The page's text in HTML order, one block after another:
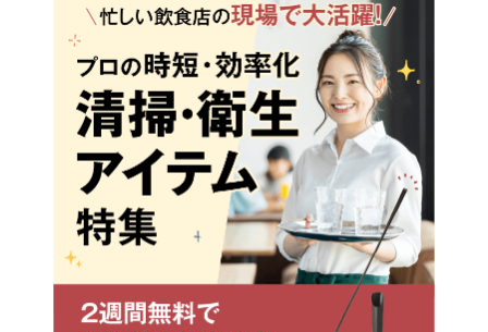
されてしまうこと」に懸念